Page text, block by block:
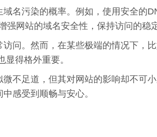
名污染的概率。例如，使用安全的
网站的域名安全性，保持访问的稳
问。然而，在某些极端的情况下，
得格外重要。
不足道，但其对网站的影响却不可
感受到顺畅与安心。